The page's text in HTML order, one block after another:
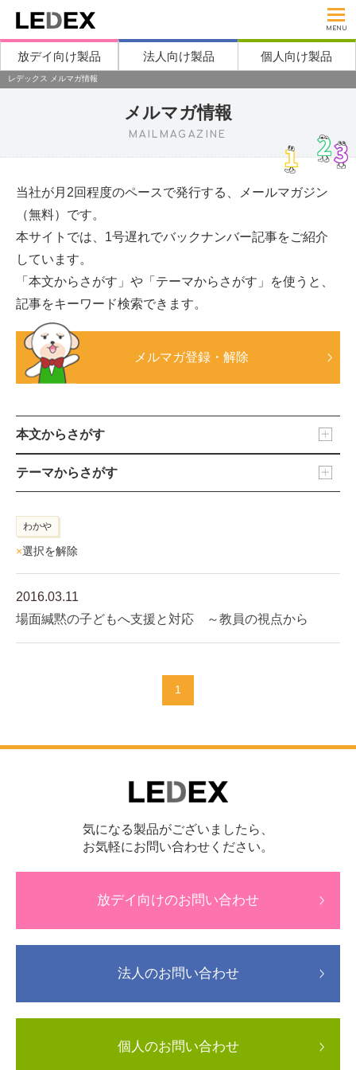
MENU
放デイ向け製品 法人向け製品 個人向け製品
レデックス メルマガ情報
メルマガ情報
MAILMAGAZINE
当社が月2回程度のペースで発行する、メールマガジン
（無料）です。
本サイトでは、1号遅れでバックナンバー記事をご紹介
しています。
「本文からさがす」や「テーマからさがす」を使うと、
記事をキーワード検索できます。
メルマガ登録・解除
本文からさがす
テーマからさがす
わかや
×選択を解除
2016.03.11
場面緘黙の子どもへ支援と対応 ～教員の視点から
1
気になる製品がございましたら、
お気軽にお問い合わせください。
放デイ向けのお問い合わせ
法人のお問い合わせ
個人のお問い合わせ